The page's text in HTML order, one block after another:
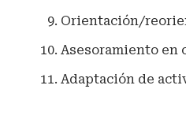
Orientación/
Asesoramiento en
Adaptación de